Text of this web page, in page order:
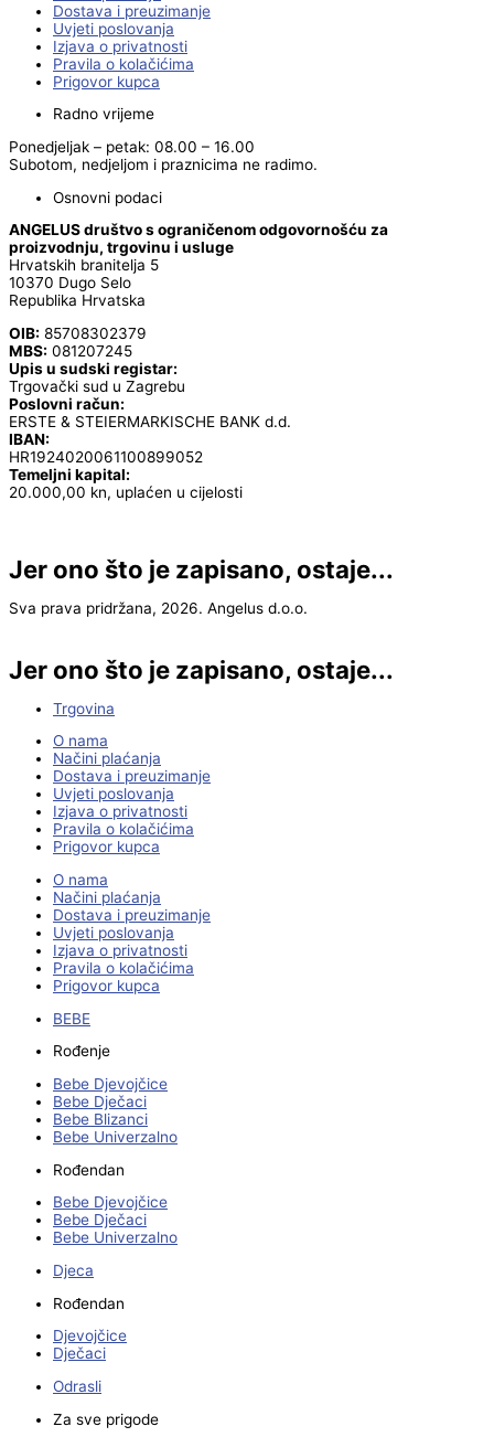
Dostava i preuzimanje
Uvjeti poslovanja
Izjava o privatnosti
Pravila o kolačićima
Prigovor kupca
Radno vrijeme
Ponedjeljak – petak: 08.00 – 16.00
Subotom, nedjeljom i praznicima ne radimo.
Osnovni podaci
ANGELUS društvo s ograničenom odgovornošću za
proizvodnju, trgovinu i usluge
Hrvatskih branitelja 5
10370 Dugo Selo
Republika Hrvatska
OIB: 85708302379
MBS: 081207245
Upis u sudski registar:
Trgovački sud u Zagrebu
Poslovni račun:
ERSTE & STEIERMARKISCHE BANK d.d.
IBAN:
HR1924020061100899052
Temeljni kapital:
20.000,00 kn, uplaćen u cijelosti
Jer ono što je zapisano, ostaje...
Sva prava pridržana, 2026. Angelus d.o.o.
Jer ono što je zapisano, ostaje...
Trgovina
O nama
Načini plaćanja
Dostava i preuzimanje
Uvjeti poslovanja
Izjava o privatnosti
Pravila o kolačićima
Prigovor kupca
O nama
Načini plaćanja
Dostava i preuzimanje
Uvjeti poslovanja
Izjava o privatnosti
Pravila o kolačićima
Prigovor kupca
BEBE
Rođenje
Bebe Djevojčice
Bebe Dječaci
Bebe Blizanci
Bebe Univerzalno
Rođendan
Bebe Djevojčice
Bebe Dječaci
Bebe Univerzalno
Djeca
Rođendan
Djevojčice
Dječaci
Odrasli
Za sve prigode